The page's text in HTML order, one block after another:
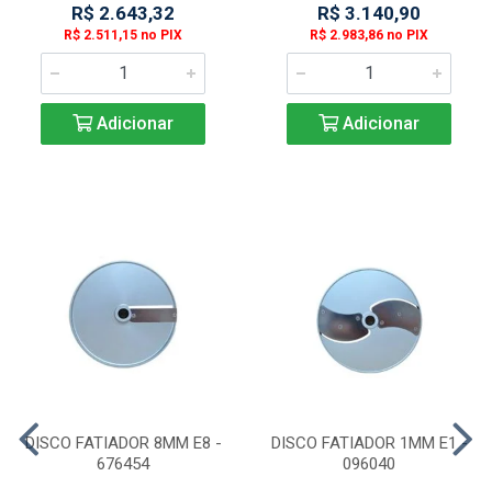
R$ 2.643,32
R$ 2.511,15 no PIX
Adicionar
R$ 3.140,90
R$ 2.983,86 no PIX
Adicionar
DISCO FATIADOR 8MM E8 -
676454
DISCO FATIADOR 1MM E1 -
096040